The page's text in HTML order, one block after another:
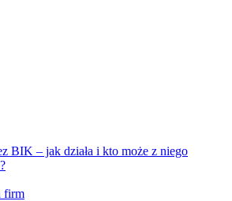
BIK – jak działa i kto może z niego
firm